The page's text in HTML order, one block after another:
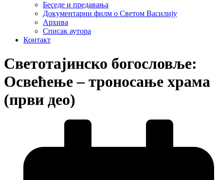
Беседе и предавања
Документарни филм о Светом Василију
Архива
Списак аутора
Контакт
Светотајинско богословље:
Освећење – троносање храма
(први део)